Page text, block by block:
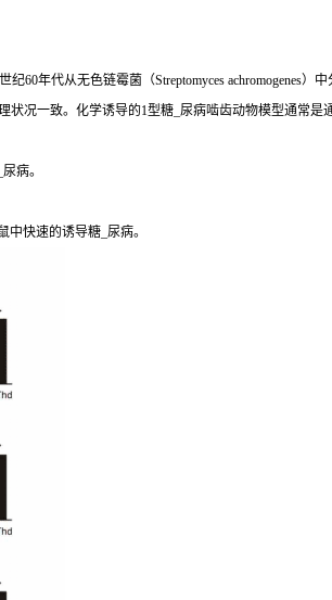
60年代从无色链霉菌（Streptomyces achromogenes
况一致。化学诱导的1型糖_尿病啮齿动物模型通常
病。
快速的诱导糖_尿病。